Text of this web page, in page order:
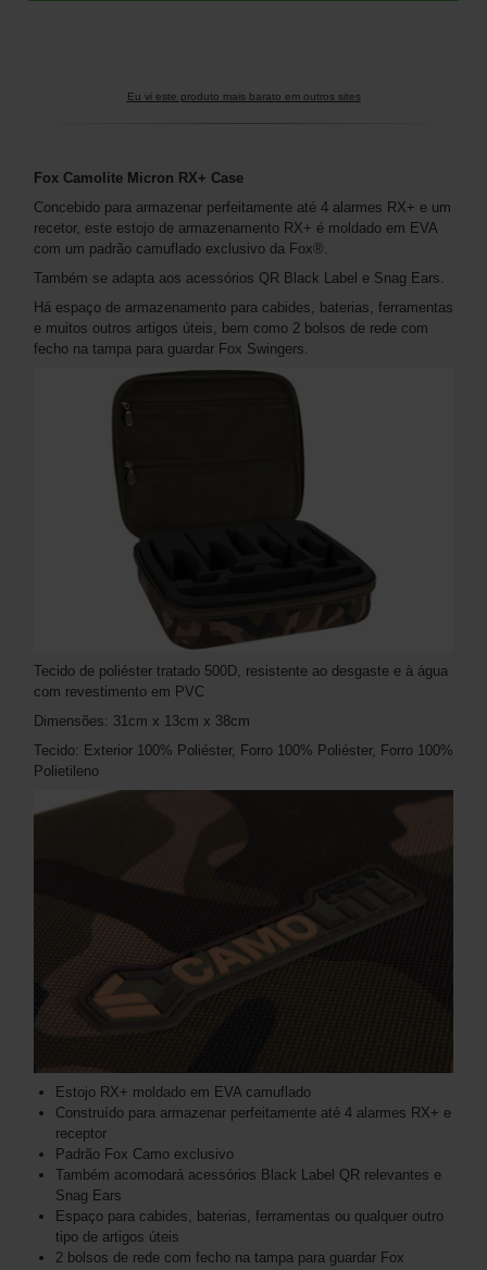
Eu vi este produto mais barato em outros sites
Fox Camolite Micron RX+ Case
Concebido para armazenar perfeitamente até 4 alarmes RX+ e um
recetor, este estojo de armazenamento RX+ é moldado em EVA
com um padrão camuflado exclusivo da Fox®.
Também se adapta aos acessórios QR Black Label e Snag Ears.
Há espaço de armazenamento para cabides, baterias, ferramentas
e muitos outros artigos úteis, bem como 2 bolsos de rede com
fecho na tampa para guardar Fox Swingers.
Tecido de poliéster tratado 500D, resistente ao desgaste e à água
com revestimento em PVC
Dimensões: 31cm x 13cm x 38cm
Tecido: Exterior 100% Poliéster, Forro 100% Poliéster, Forro 100%
Polietileno
Estojo RX+ moldado em EVA camuflado
Construído para armazenar perfeitamente até 4 alarmes RX+ e
receptor
Padrão Fox Camo exclusivo
Também acomodará acessórios Black Label QR relevantes e
Snag Ears
Espaço para cabides, baterias, ferramentas ou qualquer outro
tipo de artigos úteis
2 bolsos de rede com fecho na tampa para guardar Fox